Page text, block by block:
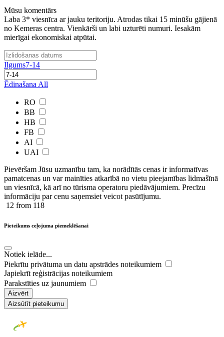
Mūsu komentārs
Laba 3* viesnīca ar jauku teritoriju. Atrodas tikai 15 minūšu gājienā
no Kemeras centra. Vienkārši un labi uzturēti numuri. Iesakām
mierīgai ekonomiskai atpūtai.
Ilgums7-14
Ēdinašana All
RO
BB
HB
FB
AI
UAI
Pievēršam Jūsu uzmanību tam, ka norādītās cenas ir ​informatīvas ​
pamatcenas un var mainīties atkarībā ​no ​vietu pieejamības lidmašīnā
un viesnīcā, kā arī no tūrisma operatoru piedāvājumiem. Precīzu
informāciju par cenu saņemsiet veicot pasūtījumu.
12 from 118
Pieteikums ceļojuma piemeklēšanai
Notiek ielāde...
Piekrītu privātuma un datu apstrādes noteikumiem
Japiekrīt reģistrācijas noteikumiem
Parakstīties uz jaunumiem
Aizvērt
Aizsūtīt pieteikumu